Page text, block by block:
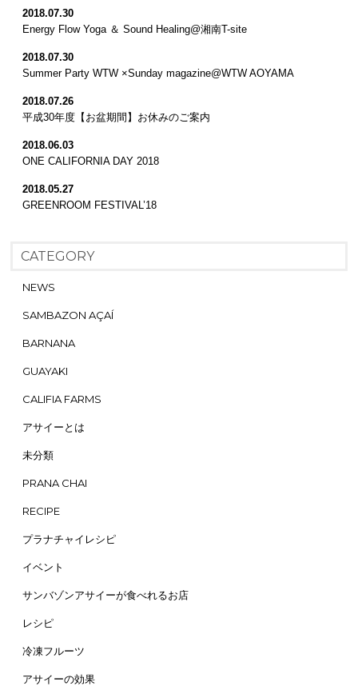
2018.07.30
Energy Flow Yoga ＆ Sound Healing@湘南T-site
2018.07.30
Summer Party WTW ×Sunday magazine@WTW AOYAMA
2018.07.26
平成30年度【お盆期間】お休みのご案内
2018.06.03
ONE CALIFORNIA DAY 2018
2018.05.27
GREENROOM FESTIVAL’18
CATEGORY
NEWS
SAMBAZON AÇAÍ
BARNANA
GUAYAKI
CALIFIA FARMS
アサイーとは
未分類
PRANA CHAI
RECIPE
プラナチャイレシピ
イベント
サンバゾンアサイーが食べれるお店
レシピ
冷凍フルーツ
アサイーの効果